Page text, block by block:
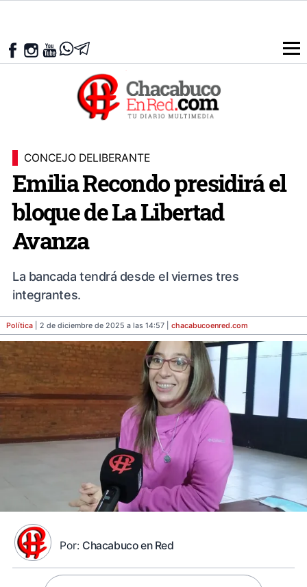
CONCEJO DELIBERANTE
Emilia Recondo presidirá el
bloque de La Libertad
Avanza
La bancada tendrá desde el viernes tres
integrantes.
Política | 2 de diciembre de 2025 a las 14:57 | chacabucoenred.com
Por: Chacabuco en Red